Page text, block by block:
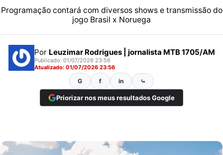
Programação contará com diversos shows e transmissão do
jogo Brasil x Noruega
Por Leuzimar Rodrigues | jornalista MTB 1705/AM
Publicado: 01/07/2026 23:56
Atualizado: 01/07/2026 23:56
G f in ⤿
Priorizar nos meus resultados Google